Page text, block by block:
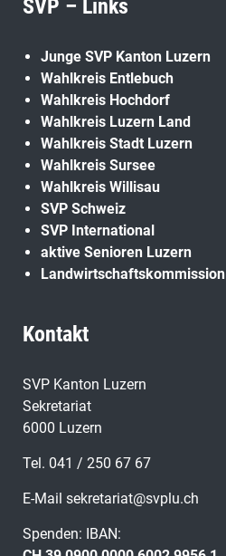
SVP – Links
Junge SVP Kanton Luzern
Wahlkreis Entlebuch
Wahlkreis Hochdorf
Wahlkreis Luzern Land
Wahlkreis Stadt Luzern
Wahlkreis Sursee
Wahlkreis Willisau
SVP Schweiz
SVP International
aktive Senioren Luzern
Landwirtschaftskommission
Kontakt
SVP Kanton Luzern
Sekretariat
6000 Luzern
Tel. 041 / 250 67 67
E-Mail sekretariat@svplu.ch
Spenden: IBAN: